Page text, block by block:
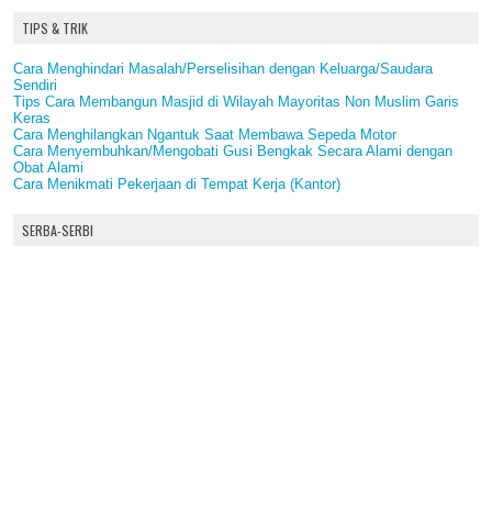
TIPS & TRIK
Cara Menghindari Masalah/Perselisihan dengan Keluarga/Saudara
Sendiri
Tips Cara Membangun Masjid di Wilayah Mayoritas Non Muslim Garis
Keras
Cara Menghilangkan Ngantuk Saat Membawa Sepeda Motor
Cara Menyembuhkan/Mengobati Gusi Bengkak Secara Alami dengan
Obat Alami
Cara Menikmati Pekerjaan di Tempat Kerja (Kantor)
SERBA-SERBI